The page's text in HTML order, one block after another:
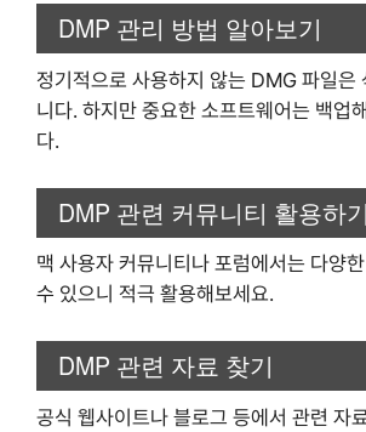
DMP 관리 방법 알아보기
정기적으로 사용하지 않는 DMG 파일은
니다. 하지만 중요한 소프트웨어는 백업
다.
DMP 관련 커뮤니티 활용하기
맥 사용자 커뮤니티나 포럼에서는 다양
수 있으니 적극 활용해보세요.
DMP 관련 자료 찾기
공식 웹사이트나 블로그 등에서 관련 자